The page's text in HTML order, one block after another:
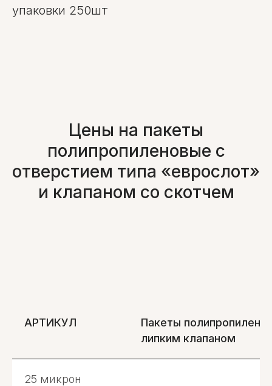
упаковки 250шт
Цены на пакеты
полипропиленовые с
отверстием типа «еврослот»
и клапаном со скотчем
АРТИКУЛ
Пакеты
липким клапаном
25 микрон